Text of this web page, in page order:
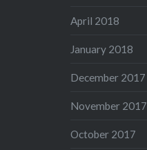
April 2018
January 2018
December 2017
November 2017
October 2017